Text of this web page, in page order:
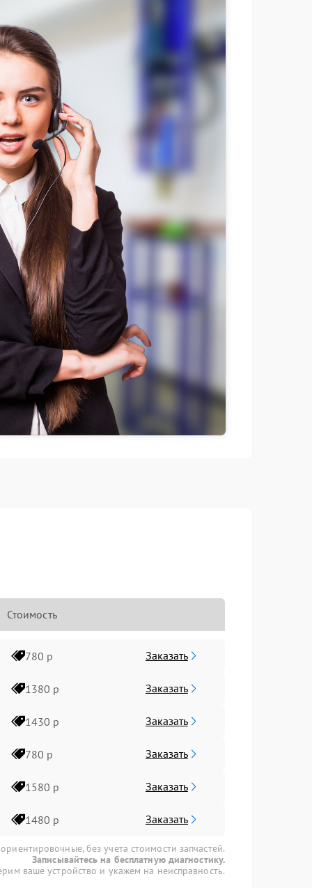
Стоимость
780 р Заказать
1380 р Заказать
1430 р Заказать
780 р Заказать
1580 р Заказать
1480 р Заказать
без учета стоимости запчастей.
Записывайтесь на бесплатную диагностику.
ваше устройство и укажем на неисправность.